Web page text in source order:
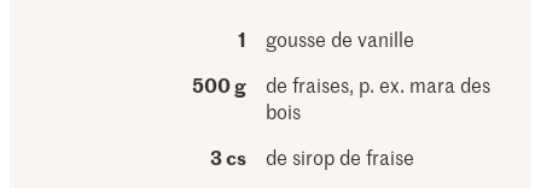
1
gousse de vanille
500 g
de fraises, p. ex. mara des
bois
3 cs
de sirop de fraise